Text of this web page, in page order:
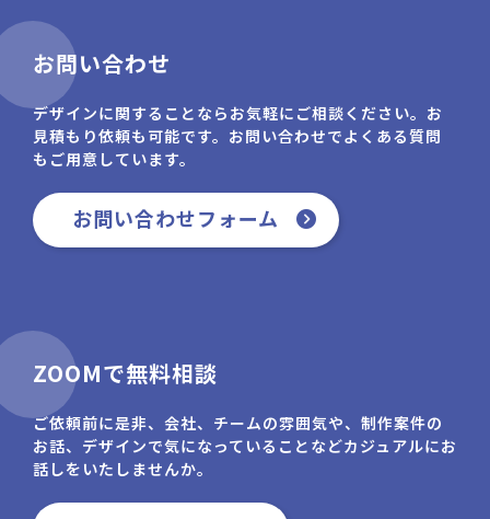
お問い合わせ
デザインに関することならお気軽にご相談ください。お
見積もり依頼も可能です。お問い合わせでよくある質問
もご用意しています。
お問い合わせフォーム
ZOOMで無料相談
ご依頼前に是非、会社、チームの雰囲気や、制作案件の
お話、デザインで気になっていることなどカジュアルにお
話しをいたしませんか。